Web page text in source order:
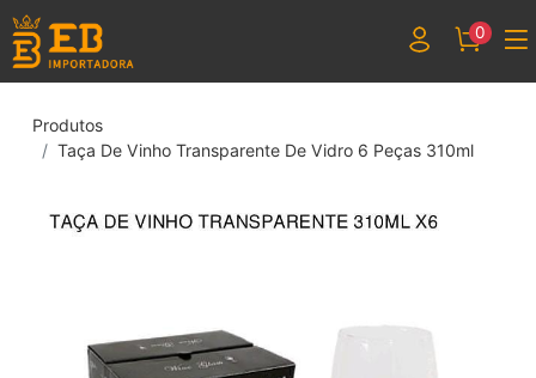
0
Produtos
Taça De Vinho Transparente De Vidro 6 Peças 310ml